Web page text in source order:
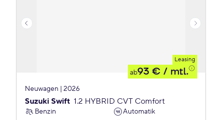
Leasing
ab93 € / mtl.
Neuwagen | 2026
Suzuki Swift 1.2 HYBRID CVT Comfort
Benzin
Automatik